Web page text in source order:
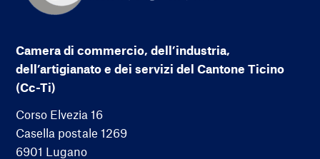
Camera di commercio, dell’industria,
dell’artigianato e dei servizi del Cantone Ticino
(Cc-Ti)
Corso Elvezia 16
Casella postale 1269
6901 Lugano